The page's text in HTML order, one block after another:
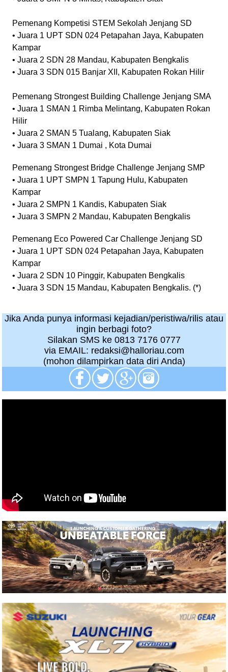
Pemenang Kompetisi STEM Sekolah Jenjang SD
• Juara 1 UPT SDN 024 Petapahan Jaya, Kabupaten
Kampar
• Juara 2 SDN 28 Mandau, Kabupaten Bengkalis
• Juara 3 SDN 015 Banjar XII, Kabupaten Rokan Hilir
Pemenang Strongest Building Challenge Jenjang SMA
• Juara 1 SMAN 1 Rimba Melintang, Kabupaten Rokan
Hilir
• Juara 2 SMAN 5 Tualang, Kabupaten Siak
• Juara 3 SMAN 1 Dumai , Kota Dumai
Pemenang Strongest Bridge Challenge Jenjang SMP
• Juara 1 UPT SMPN 1 Tapung Hulu, Kabupaten
Kampar
• Juara 2 SMPN 1 Kandis, Kabupaten Siak
• Juara 3 SMPN 2 Mandau, Kabupaten Bengkalis
Pemenang Eco Powered Car Challenge Jenjang SD
• Juara 1 UPT SDN 024 Petapahan Jaya, Kabupaten
Kampar
• Juara 2 SDN 10 Pinggir, Kabupaten Bengkalis
• Juara 3 SDN 15 Mandau, Kabupaten Bengkalis. (*)
Jika Anda punya informasi kejadian/peristiwa/rilis atau
ingin berbagi foto?
Silakan SMS ke 0813 7176 0777
via EMAIL: redaksi@halloriau.com
(mohon dilampirkan data diri Anda)